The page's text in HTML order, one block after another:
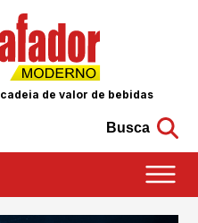
cadeia de valor de bebidas
Busca